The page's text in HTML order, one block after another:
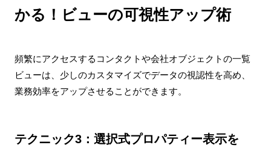
かる！ビューの可視性アップ術
頻繁にアクセスするコンタクトや会社オブジェクトの一覧
ビューは、少しのカスタマイズでデータの視認性を高め、
業務効率をアップさせることができます。
テクニック3：選択式プロパティー表示を